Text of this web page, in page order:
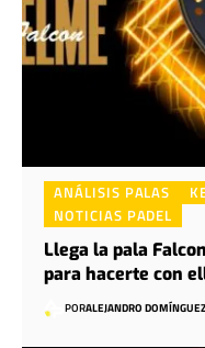
ANÁLISIS PALAS
NOTICIAS PADEL
Llega la pala
para hacerte con
PORALEJANDRO